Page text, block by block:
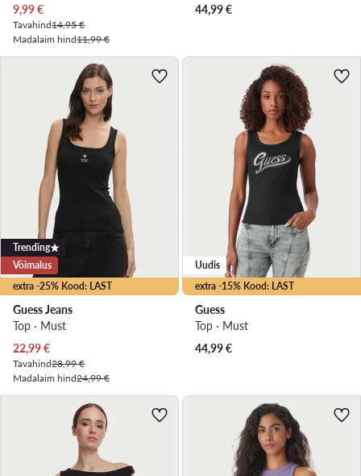
Praegune hind
9,99€
Tavahind14,95 €
Madalaim hind11,99 €
44,99€
extra -25% Kood: LAST
Trending
Võimalus
Guess Jeans
Top · Must
Praegune hind
22,99€
Tavahind28,99 €
Madalaim hind24,99 €
extra -15% Kood: LAST
Uudis
Guess
Top · Must
44,99€